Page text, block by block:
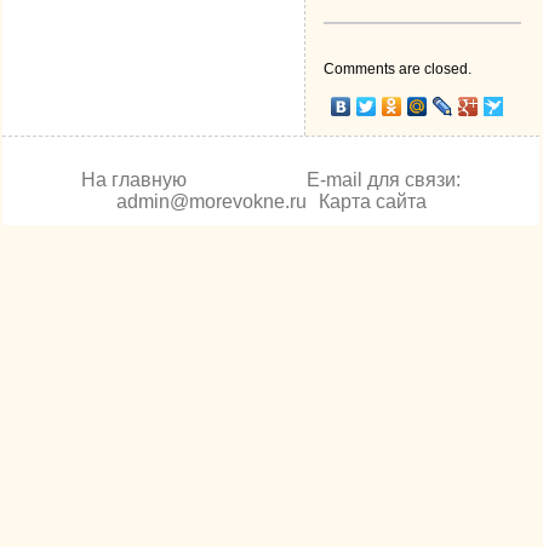
Comments are closed.
На главную
E-mail для связи:
admin@morevokne.ru
Карта сайта